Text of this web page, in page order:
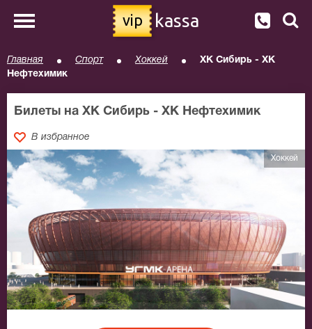
vip kassa
Главная Спорт Хоккей
ХК Сибирь - ХК
Нефтехимик
Билеты на ХК Сибирь - ХК Нефтехимик
В избранное
Хоккей